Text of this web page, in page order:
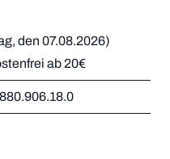
den 07.08.2026)
ab 20€